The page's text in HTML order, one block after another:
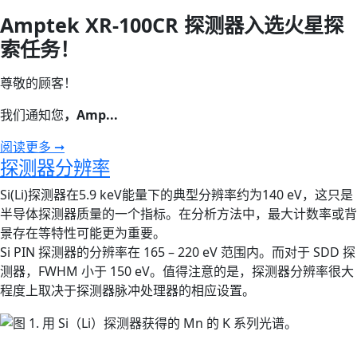
Amptek XR-100CR 探测器入选火星探
索任务！
尊敬的顾客！
我们通知您，Amp...
阅读更多 ➞
探测器分辨率
Si(Li)探测器在5.9 keV能量下的典型分辨率约为140 eV，这只是
半导体探测器质量的一个指标。在分析方法中，最大计数率或背
景存在等特性可能更为重要。
Si PIN 探测器的分辨率在 165 – 220 eV 范围内。而对于 SDD 探
测器，FWHM 小于 150 eV。值得注意的是，探测器分辨率很大
程度上取决于探测器脉冲处理器的相应设置。